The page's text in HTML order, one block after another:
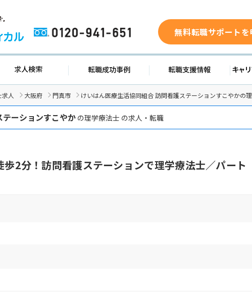
0120-941-651 無料転職サポート
ガイド 求人検索 転職成功事例 転職支援
人 大阪府 門真市 けいはん医療生活協同組合 訪問看護ステーションすこやかの
テーションすこやか の理学療法士 の求人・転職
歩2分！訪問看護ステーションで理学療法士／パート